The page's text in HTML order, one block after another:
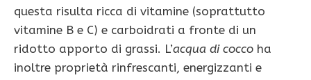
questa risulta ricca di vitamine (soprattutto
vitamine B e C) e carboidrati a fronte di un
ridotto apporto di grassi. L’acqua di cocco ha
inoltre proprietà rinfrescanti, energizzanti e